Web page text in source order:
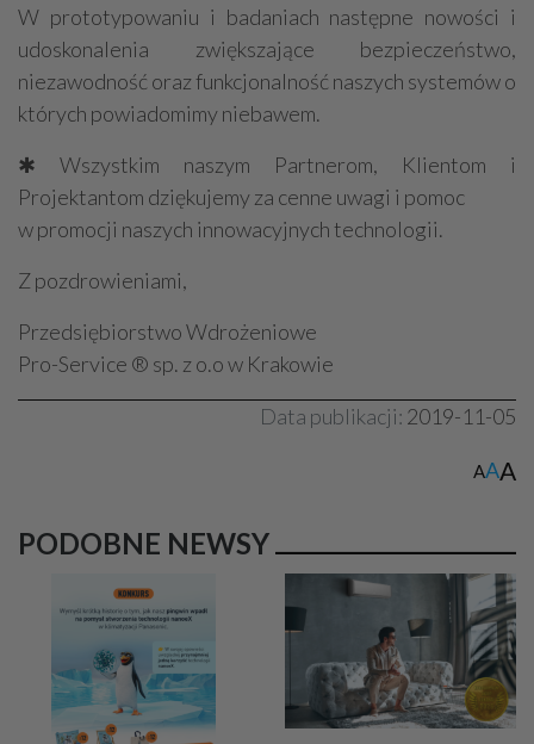
W prototypowaniu i badaniach następne nowości i
udoskonalenia zwiększające bezpieczeństwo,
niezawodność oraz funkcjonalność naszych systemów o
których powiadomimy niebawem.
✱ Wszystkim naszym Partnerom, Klientom i
Projektantom dziękujemy za cenne uwagi i pomoc
w promocji naszych innowacyjnych technologii.
Z pozdrowieniami,
Przedsiębiorstwo Wdrożeniowe
Pro-Service ® sp. z o.o w Krakowie
Data publikacji: 2019-11-05
AAA
PODOBNE NEWSY